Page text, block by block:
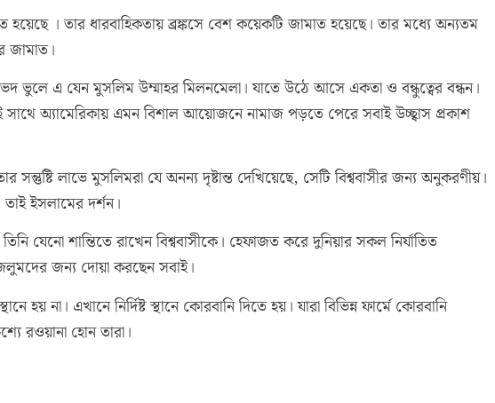
। তার ধারবাহিকতায় ব্রঙ্কসে বেশ কয়েকটি জামাত হয়েছে। তার মধ্যে অন্যতম
জামাত।
ভুলে এ যেন মুসলিম উম্মাহর মিলনমেলা। যাতে উঠে আসে একতা ও বন্ধুত্বের বন্ধন।
অ্যামেরিকায় এমন বিশাল আয়োজনে নামাজ পড়তে পেরে সবাই উচ্ছ্বাস প্রকাশ
লাভে মুসলিমরা যে অনন্য দৃষ্টান্ত দেখিয়েছে, সেটি বিশ্ববাসীর জন্য অনুকরণীয়।
ইসলামের দর্শন।
যেনো শান্তিতে রাখেন বিশ্ববাসীকে। হেফাজত করে দুনিয়ার সকল নির্যাতিত
জন্য দোয়া করছেন সবাই।
হয় না। এখানে নির্দিষ্ট স্থানে কোরবানি দিতে হয়। যারা বিভিন্ন ফার্মে কোরবানি
রওয়ানা হোন তারা।